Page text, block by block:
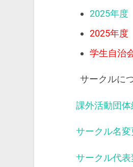
2025年
2025年度
学生自治
サークルに
課外活動団体
サークル名変
サークル代表